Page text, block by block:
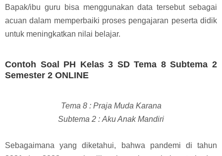
Bapak/ibu guru bisa menggunakan data tersebut sebagai
acuan dalam memperbaiki proses pengajaran peserta didik
untuk meningkatkan nilai belajar.
Contoh Soal PH Kelas 3 SD Tema 8 Subtema 2
Semester 2 ONLINE
Tema 8 : Praja Muda Karana
Subtema 2 : Aku Anak Mandiri
Sebagaimana yang diketahui, bahwa pandemi di tahun